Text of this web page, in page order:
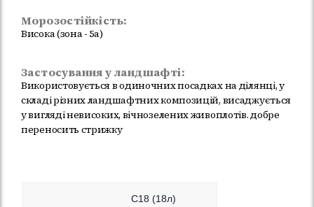
Морозостійкість:
Висока (зона - 5a)
Застосування у ландшафті:
Використовується в одиночних посадках на ділянці, у
складі різних ландшафтних композицій, висаджується
у вигляді невисоких, вічнозелених живоплотів. добре
переносить стрижку
C18 (18л)